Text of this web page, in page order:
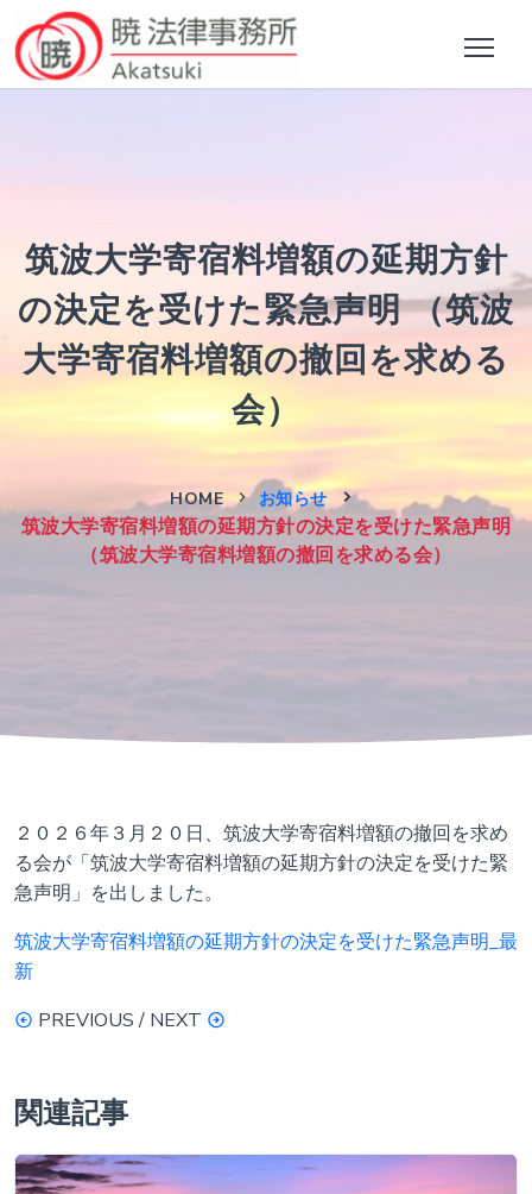
筑波大学寄宿料増額の延期方針
の決定を受けた緊急声明 （筑波
大学寄宿料増額の撤回を求める
会）
HOME お知らせ
筑波大学寄宿料増額の延期方針の決定を受けた緊急声明
（筑波大学寄宿料増額の撤回を求める会）
２０２６年３月２０日、筑波大学寄宿料増額の撤回を求め
る会が「筑波大学寄宿料増額の延期方針の決定を受けた緊
急声明」を出しました。
筑波大学寄宿料増額の延期方針の決定を受けた緊急声明_最
新
PREVIOUS / NEXT
関連記事